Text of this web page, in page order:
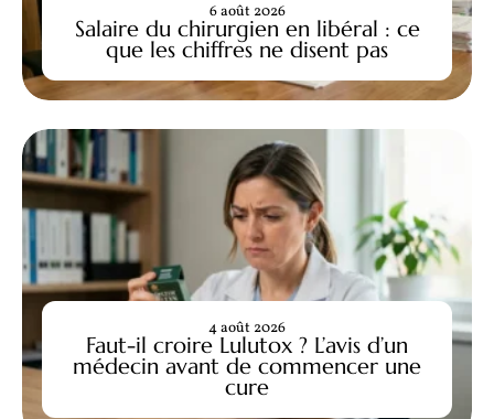
Salaire du chirurgien en libéral : ce
que les chiffres ne disent pas
6 août 2026
Faut-il croire Lulutox ? L’avis d’un
médecin avant de commencer une
cure
4 août 2026